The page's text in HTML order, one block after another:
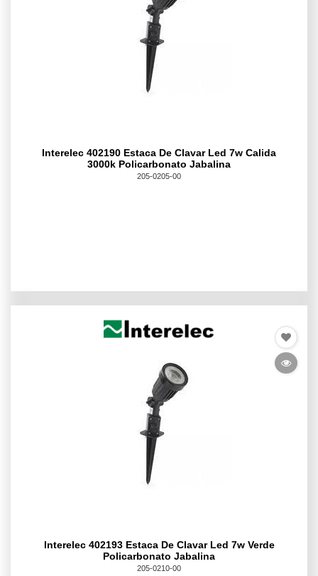
Interelec 402190 Estaca De Clavar Led 7w Calida
3000k Policarbonato Jabalina
205-0205-00
Interelec 402193 Estaca De Clavar Led 7w Verde
Policarbonato Jabalina
205-0210-00